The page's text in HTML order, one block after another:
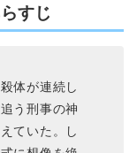
すじ
体が連続し
う刑事の神
ていた。し